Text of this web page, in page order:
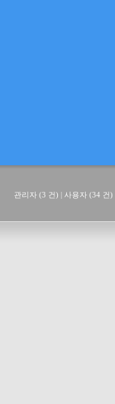
관리자 (3 건) | 사용자 (34 건)